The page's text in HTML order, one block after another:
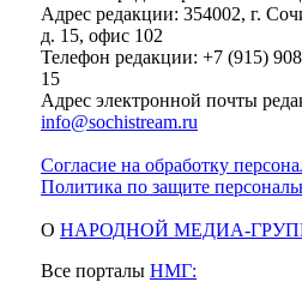
Адрес редакции: 354002, г.
д. 15, офис 102
Телефон редакции: +7 (915)
15
Адрес электронной почты
info@sochistream.ru
Согласие на обработку
Политика по защите
О НАРОДНОЙ МЕДИА-
Все порталы НМГ: